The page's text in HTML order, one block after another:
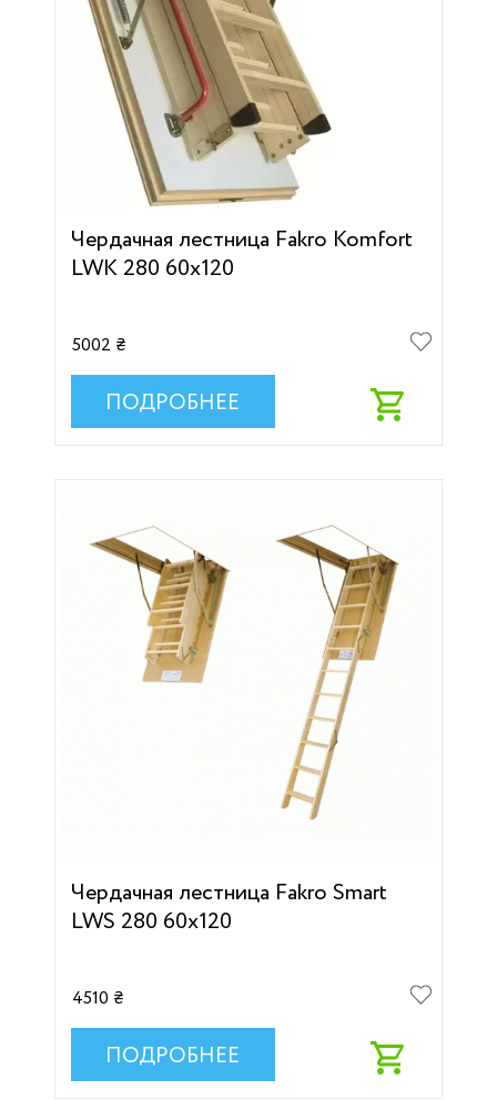
Чердачная лестница Fakro Komfort
LWK 280 60х120
5002 ₴
ПОДРОБНЕЕ
Чердачная лестница Fakro Smart
LWS 280 60х120
4510 ₴
ПОДРОБНЕЕ